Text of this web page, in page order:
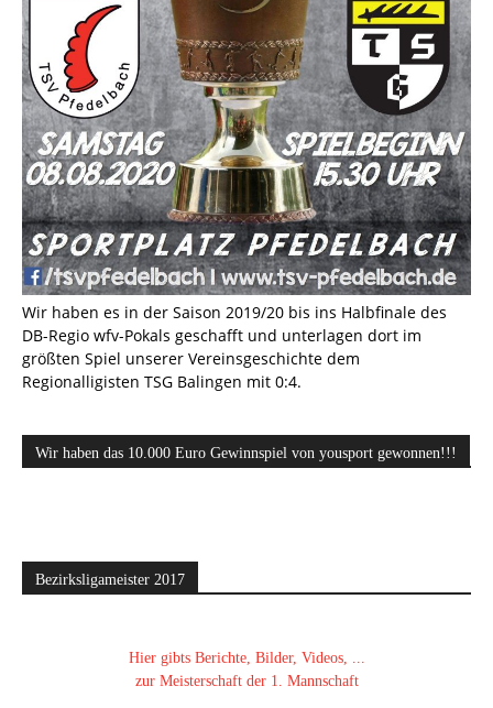
Wir haben es in der Saison 2019/20 bis ins Halbfinale des
DB-Regio wfv-Pokals geschafft und unterlagen dort im
größten Spiel unserer Vereinsgeschichte dem
Regionalligisten TSG Balingen mit 0:4.
Wir haben das 10.000 Euro Gewinnspiel von yousport gewonnen!!!
Bezirksligameister 2017
Hier gibts Berichte, Bilder, Videos, ...
zur Meisterschaft der 1. Mannschaft